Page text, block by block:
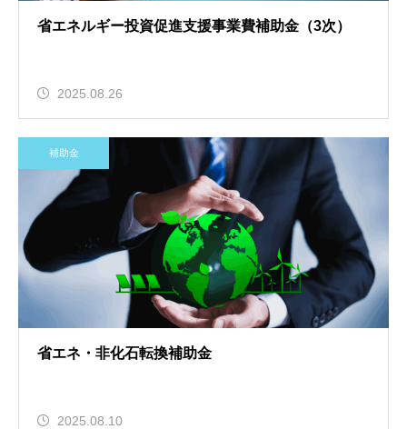
省エネルギー投資促進支援事業費補助金（3次）
2025.08.26
補助金
省エネ・非化石転換補助金
2025.08.10